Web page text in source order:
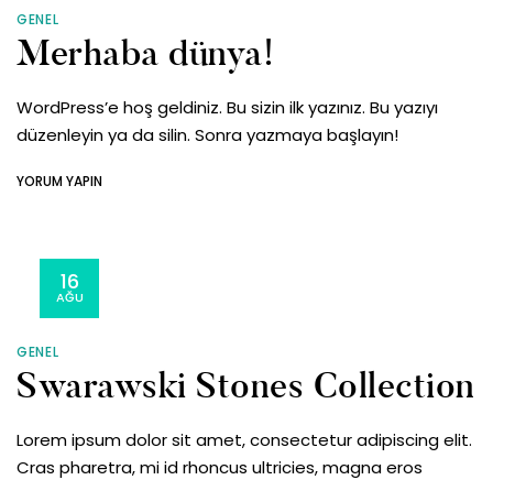
GENEL
Merhaba dünya!
WordPress’e hoş geldiniz. Bu sizin ilk yazınız. Bu yazıyı
düzenleyin ya da silin. Sonra yazmaya başlayın!
YORUM YAPINON
GENEL
Swarawski Stones Collection
16
AĞU
Lorem ipsum dolor sit amet, consectetur adipiscing elit.
Cras pharetra, mi id rhoncus ultricies, magna eros